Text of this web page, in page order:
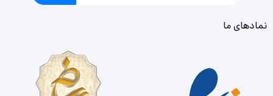
نمادهای ما